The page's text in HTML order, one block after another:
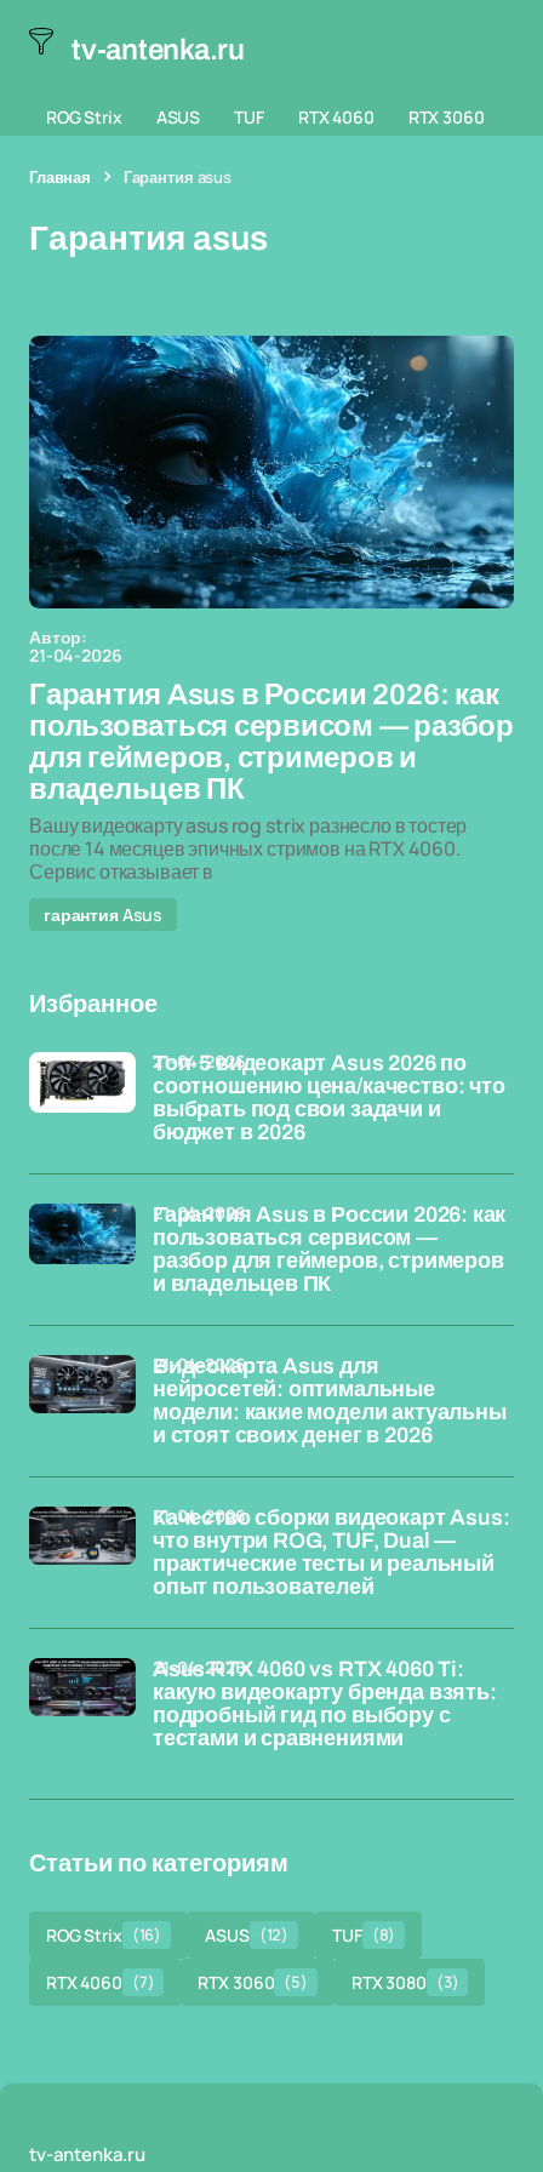
tv-antenka.ru
ROG Strix ASUS TUF RTX 4060 RTX 3060
Главная Гарантия asus
Гарантия asus
Автор:
21-04-2026
Гарантия Asus в России 2026: как
пользоваться сервисом — разбор
для геймеров, стримеров и
владельцев ПК
Вашу видеокарту asus rog strix разнесло в тостер
после 14 месяцев эпичных стримов на RTX 4060.
Сервис отказывает в
гарантия Asus
Избранное
Топ-5 видеокарт Asus 2026 по
соотношению цена/качество: что
выбрать под свои задачи и
бюджет в 2026
21-04-2026
Гарантия Asus в России 2026: как
пользоваться сервисом —
разбор для геймеров, стримеров
и владельцев ПК
21-04-2026
Видеокарта Asus для
нейросетей: оптимальные
модели: какие модели актуальны
и стоят своих денег в 2026
21-04-2026
Качество сборки видеокарт Asus:
что внутри ROG, TUF, Dual —
практические тесты и реальный
опыт пользователей
21-04-2026
Asus RTX 4060 vs RTX 4060 Ti:
какую видеокарту бренда взять:
подробный гид по выбору с
тестами и сравнениями
21-04-2026
Статьи по категориям
ROG Strix (16) ASUS (12) TUF (8)
RTX 4060 (7) RTX 3060 (5) RTX 3080 (3)
tv-antenka.ru